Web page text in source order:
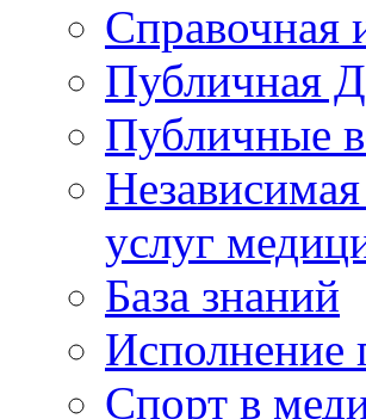
Справочная
Публичная
Публичные
услуг
База знаний
Исполнение
Спорт в